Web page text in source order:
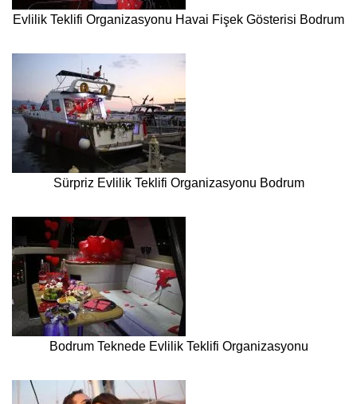
Evlilik Teklifi Organizasyonu Havai Fişek Gösterisi Bodrum
Sürpriz Evlilik Teklifi Organizasyonu Bodrum
Bodrum Teknede Evlilik Teklifi Organizasyonu